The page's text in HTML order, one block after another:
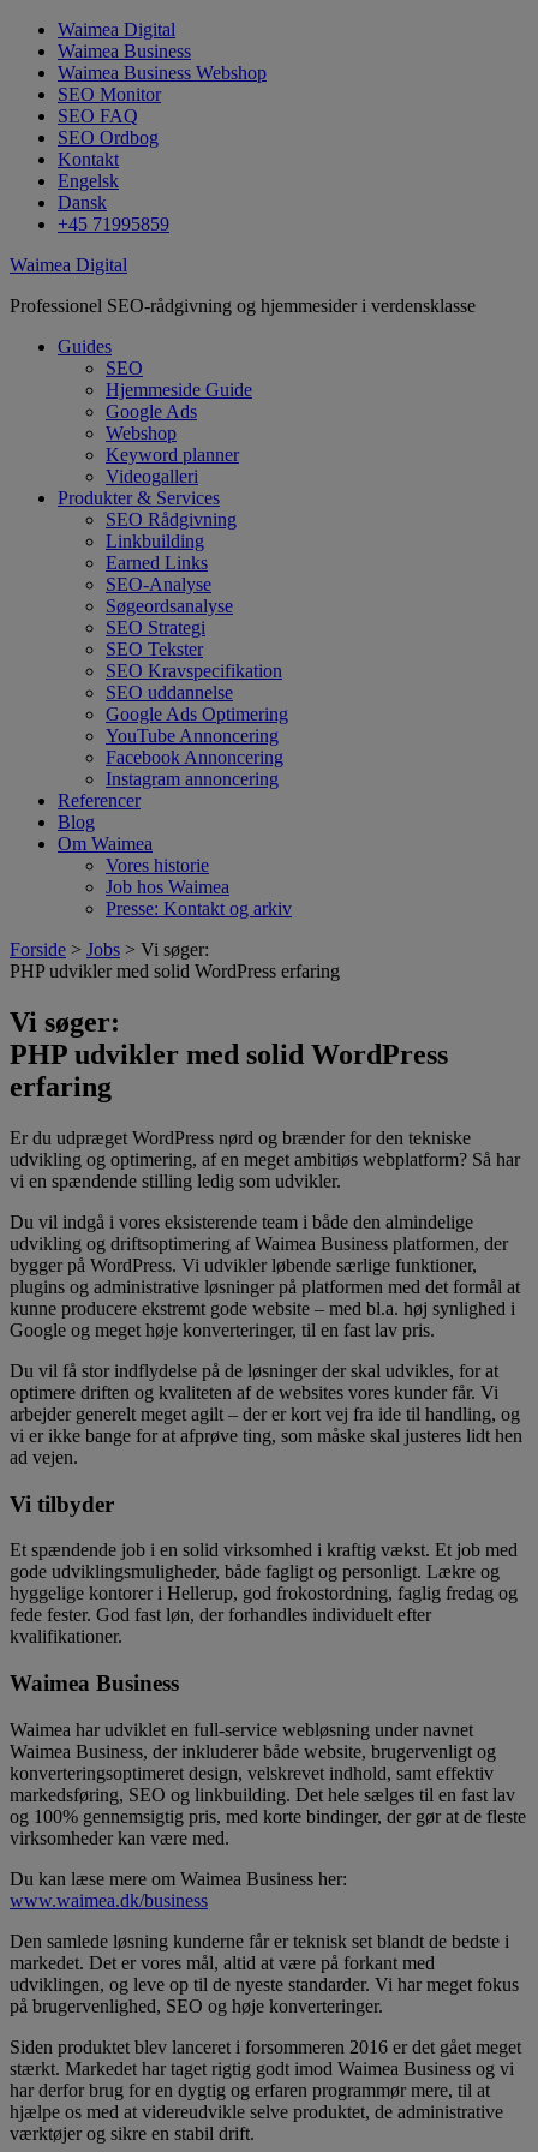
Waimea Digital
Waimea Business
Waimea Business Webshop
SEO Monitor
SEO FAQ
SEO Ordbog
Kontakt
Engelsk
Dansk
+45 71995859
Waimea Digital
Professionel SEO-rådgivning og hjemmesider i verdensklasse
Guides
SEO
Hjemmeside Guide
Google Ads
Webshop
Keyword planner
Videogalleri
Produkter & Services
SEO Rådgivning
Linkbuilding
Earned Links
SEO-Analyse
Søgeordsanalyse
SEO Strategi
SEO Tekster
SEO Kravspecifikation
SEO uddannelse
Google Ads Optimering
YouTube Annoncering
Facebook Annoncering
Instagram annoncering
Referencer
Blog
Om Waimea
Vores historie
Job hos Waimea
Presse: Kontakt og arkiv
Forside > Jobs > Vi søger:
PHP udvikler med solid WordPress erfaring
Vi søger:
PHP udvikler med solid WordPress
erfaring
Er du udpræget WordPress nørd og brænder for den tekniske
udvikling og optimering, af en meget ambitiøs webplatform? Så har
vi en spændende stilling ledig som udvikler.
Du vil indgå i vores eksisterende team i både den almindelige
udvikling og driftsoptimering af Waimea Business platformen, der
bygger på WordPress. Vi udvikler løbende særlige funktioner,
plugins og administrative løsninger på platformen med det formål at
kunne producere ekstremt gode website – med bl.a. høj synlighed i
Google og meget høje konverteringer, til en fast lav pris.
Du vil få stor indflydelse på de løsninger der skal udvikles, for at
optimere driften og kvaliteten af de websites vores kunder får. Vi
arbejder generelt meget agilt – der er kort vej fra ide til handling, og
vi er ikke bange for at afprøve ting, som måske skal justeres lidt hen
ad vejen.
Vi tilbyder
Et spændende job i en solid virksomhed i kraftig vækst. Et job med
gode udviklingsmuligheder, både fagligt og personligt. Lækre og
hyggelige kontorer i Hellerup, god frokostordning, faglig fredag og
fede fester. God fast løn, der forhandles individuelt efter
kvalifikationer.
Waimea Business
Waimea har udviklet en full-service webløsning under navnet
Waimea Business, der inkluderer både website, brugervenligt og
konverteringsoptimeret design, velskrevet indhold, samt effektiv
markedsføring, SEO og linkbuilding. Det hele sælges til en fast lav
og 100% gennemsigtig pris, med korte bindinger, der gør at de fleste
virksomheder kan være med.
Du kan læse mere om Waimea Business her:
www.waimea.dk/business
Den samlede løsning kunderne får er teknisk set blandt de bedste i
markedet. Det er vores mål, altid at være på forkant med
udviklingen, og leve op til de nyeste standarder. Vi har meget fokus
på brugervenlighed, SEO og høje konverteringer.
Siden produktet blev lanceret i forsommeren 2016 er det gået meget
stærkt. Markedet har taget rigtig godt imod Waimea Business og vi
har derfor brug for en dygtig og erfaren programmør mere, til at
hjælpe os med at videreudvikle selve produktet, de administrative
værktøjer og sikre en stabil drift.